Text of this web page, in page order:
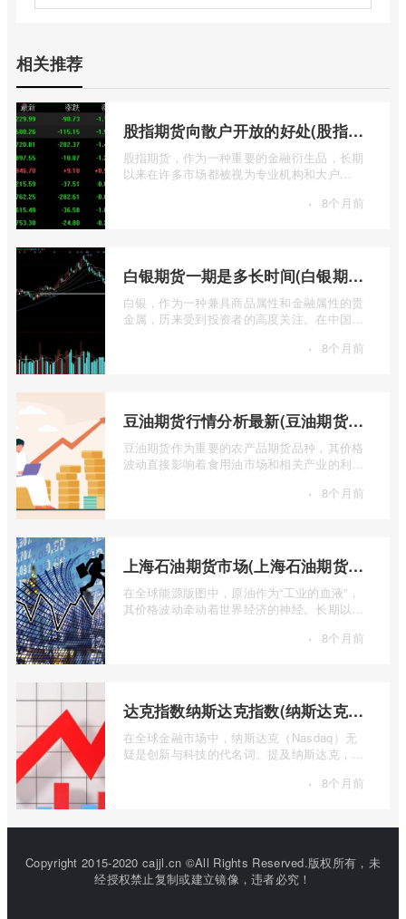
相关推荐
股指期货向散户开放的好处(股指期货对利空信息更加敏感吗)
股指期货，作为一种重要的金融衍生品，长期
以来在许多市场都被视为专业机构和大户
· 8个月前
白银期货一期是多长时间(白银期货涨幅一天最高多少)
白银，作为一种兼具商品属性和金融属性的贵
金属，历来受到投资者的高度关注。在中国市
· 8个月前
豆油期货行情分析最新(豆油期货行情实时行情)
豆油期货作为重要的农产品期货品种，其价格
波动直接影响着食用油市场和相关产业的利
· 8个月前
上海石油期货市场(上海石油期货市场行情)
在全球能源版图中，原油作为“工业的血液”，
其价格波动牵动着世界经济的神经。长期以
· 8个月前
达克指数纳斯达克指数(纳斯达克指数与纳斯达克100的区别)
在全球金融市场中，纳斯达克（Nasdaq）无
疑是创新与科技的代名词。提及纳斯达克，人
· 8个月前
Copyright 2015-2020 cajjl.cn ©All Rights Reserved.版权所有，未
经授权禁止复制或建立镜像，违者必究！